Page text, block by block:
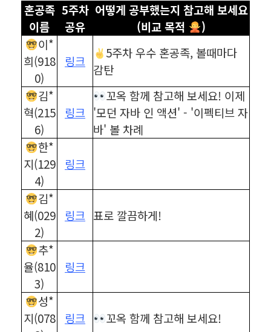
혼공족
이름
5주차
공유
어떻게 공부했는지 참고해 보세요
(비교 목적
)
이*
희(918
0)
링크
5주차 우수 혼공족, 볼때마다
감탄
김*
혁(215
6)
링크
꼬옥 함께 참고해 보세요! 이제
'모던 자바 인 액션' - '이펙티브 자
바' 볼 차례
한*
지(129
4)
링크
김*
혜(029
2)
링크 표로 깔끔하게!
추*
율(810
3)
링크
성*
지(078
링크 꼬옥 함께 참고해 보세요!